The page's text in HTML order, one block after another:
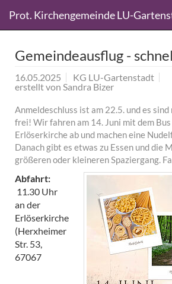
zum
Inhalt
Prot. Kirchengemeinde LU-
zum
Inhalt
Gemeindeausflug -
16.05.2025
KG LU-Gartenstadt
erstellt von Sandra Bizer
Anmeldeschluss ist am 22.5. und es
frei! Wir fahren am 14. Juni mit dem
Erlöserkirche ab und machen eine
Danach gibt es etwas zu Essen und die
größeren oder kleineren Spaziergang.
Abfahrt:
11.30 Uhr
an der
Erlöserkirche
(Herxheimer
Str. 53,
67067